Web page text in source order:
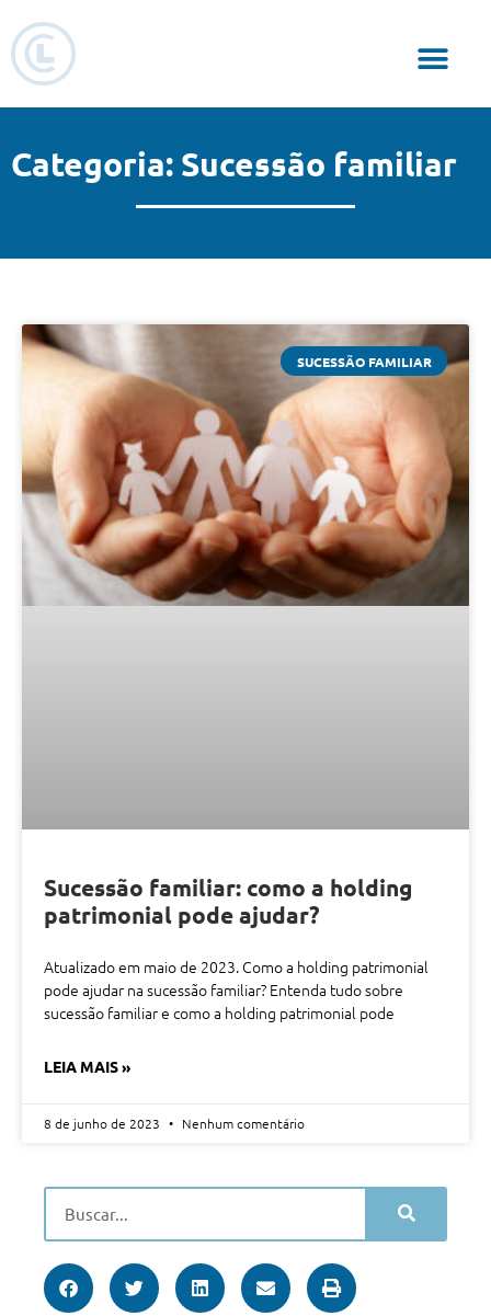
Categoria: Sucessão familiar
SUCESSÃO FAMILIAR
Sucessão familiar: como a holding
patrimonial pode ajudar?
Atualizado em maio de 2023. Como a holding patrimonial
pode ajudar na sucessão familiar? Entenda tudo sobre
sucessão familiar e como a holding patrimonial pode
LEIA MAIS »
8 de junho de 2023 Nenhum comentário